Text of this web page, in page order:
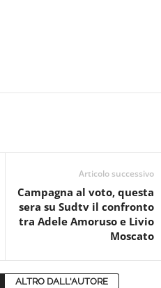
Articolo successivo
Campagna al voto, questa
sera su Sudtv il confronto
tra Adele Amoruso e Livio
Moscato
ALTRO DALL'AUTORE